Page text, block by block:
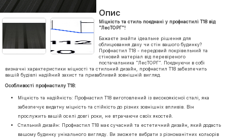
Опис
Міцність та стиль поєднані у профнастилі Т18 від
"ЛесТОРГ"!
Бажаєте знайти ідеальне рішення для
облицювання даху чи стін вашого будинку?
Профнастил Т18 - передовий покрівельний та
стіновий матеріал від перевіреного
постачальника "ЛесТОРГ". Поєднуючи в собі
визначні характеристики міцності та стильний дизайн, профнастил Т18 забезпечить
вашій будівлі надійний захист та привабливий зовнішній вигляд.
Особливості профнастилу Т18:
Міцність та надійність: Профнастил Т18 виготовлений із високоякісної сталі, яка
забезпечує видатну міцність та стійкість до різних зовнішніх впливів. Він
прослужить вашій оселі довгі роки, не втрачаючи своїх якостей.
Стильний дизайн: Профнастил Т18 має сучасний та естетичний дизайн, який додасть
вашому будинку унікального вигляду. Ви зможете вибрати з різноманітних кольорів